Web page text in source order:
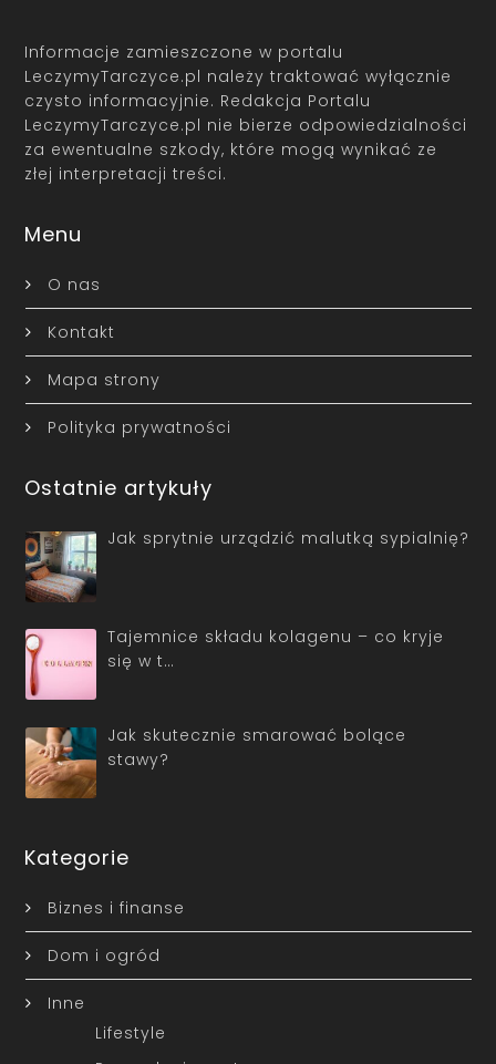
Informacje zamieszczone w portalu
LeczymyTarczyce.pl należy traktować wyłącznie
czysto informacyjnie. Redakcja Portalu
LeczymyTarczyce.pl nie bierze odpowiedzialności
za ewentualne szkody, które mogą wynikać ze
złej interpretacji treści.
Menu
O nas
Kontakt
Mapa strony
Polityka prywatności
Ostatnie artykuły
Jak sprytnie urządzić malutką sypialnię?
Tajemnice składu kolagenu – co kryje
się w t…
Jak skutecznie smarować bolące
stawy?
Kategorie
Biznes i finanse
Dom i ogród
Inne
Lifestyle